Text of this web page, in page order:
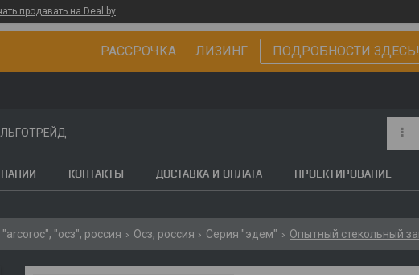
продавать на Deal.by
РАССРОЧКА ЛИЗИНГ ПОДРОБНОСТИ ЗДЕСЬ!
КОНТАКТЫ ДОСТАВКА И ОПЛАТА ПРОЕКТИРОВАНИЕ
"arcoroc", "осз", россия Осз, россия Серия "эдем"